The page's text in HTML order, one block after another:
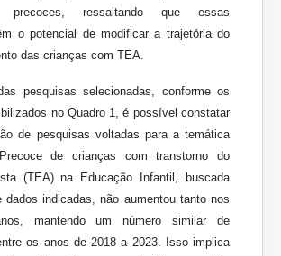
precoces, ressaltando que essas
o potencial de modificar a trajetória do
das crianças com TEA.
pesquisas selecionadas, conforme os
no Quadro 1, é possível constatar
de pesquisas voltadas para a temática
Precoce de crianças com transtorno do
(TEA) na Educação Infantil, buscada
dados indicadas, não aumentou tanto nos
mantendo um número similar de
os anos de 2018 a 2023. Isso implica